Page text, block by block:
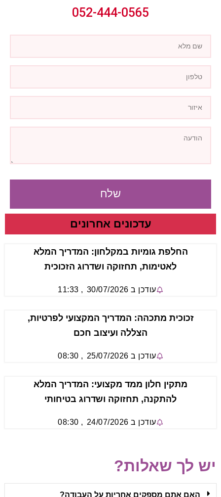
052-444-0565
שלח
עדכונים אחרונים
החלפת גומיות במקלחון: המדריך המלא
לאטימות, תחזוקה ושדרוג הזכוכית
עודכן ב 30/07/2026
,
11:33
זכוכית מתכהה: המדריך המקצועי לפרטיות,
הצללה ועיצוב חכם
עודכן ב 25/07/2026
,
08:30
מתקין חלון ממד מקצועי: המדריך המלא
להתקנה, תחזוקה ושדרוג בטיחותי
עודכן ב 24/07/2026
,
08:30
יש לך שאלות?
האם אתם מספקים אחריות על העבודה?